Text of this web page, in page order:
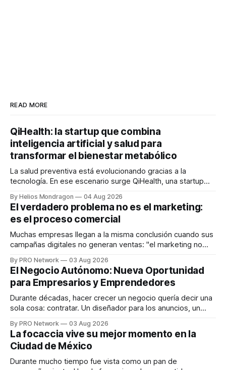
READ MORE
QiHealth: la startup que combina
inteligencia artificial y salud para
transformar el bienestar metabólico
La salud preventiva está evolucionando gracias a la
tecnología. En ese escenario surge QiHealth, una startup
dispositivos inteligentes, inteligencia artificial y monitoreo
en tiempo real para ayudar a las personas a tomar mejores
decisiones sobre su salud metabólica. Su propuesta busca
responder
By Helios Mondragon 04 Aug 2026
El verdadero problema no es el marketing:
es el proceso comercial
Muchas empresas llegan a la misma conclusión cuando sus
campañas digitales no generan ventas: "el marketing no
INTERIUS, el problema suele estar en otro lugar. Durante
una entrevista para el podcast SER PRO, el especialista en
marketing digital explicó que
By PRO Network 03 Aug 2026
El Negocio Autónomo: Nueva Oportunidad
para Empresarios y Emprendedores
Durante décadas, hacer crecer un negocio quería decir una
sola cosa: contratar. Un diseñador para los anuncios, un
para los textos, alguien que supiera de publicidad digital
para encontrar prospectos, un vendedor para atender
llamadas y mensajes, y —con suerte— una persona
By PRO Network 03 Aug 2026
La focaccia vive su mejor momento en la
Ciudad de México
Durante mucho tiempo fue vista como un pan de